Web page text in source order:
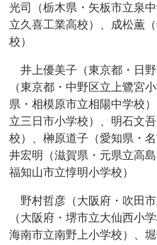
光司（栃木県・矢板市立泉
立久喜工業高校）、成松薫
校）
井上優美子（東京都・日
（東京都・中野区立上鷺宮
県・相模原市立相陽中学校
立三日市小学校）、明石文
校）、榊原道子（愛知県・
井宏明（滋賀県・元県立高
福知山市立惇明小学校）
野村哲彦（大阪府・吹田
（大阪府・堺市立大仙西小
海南市立南野上小学校）、